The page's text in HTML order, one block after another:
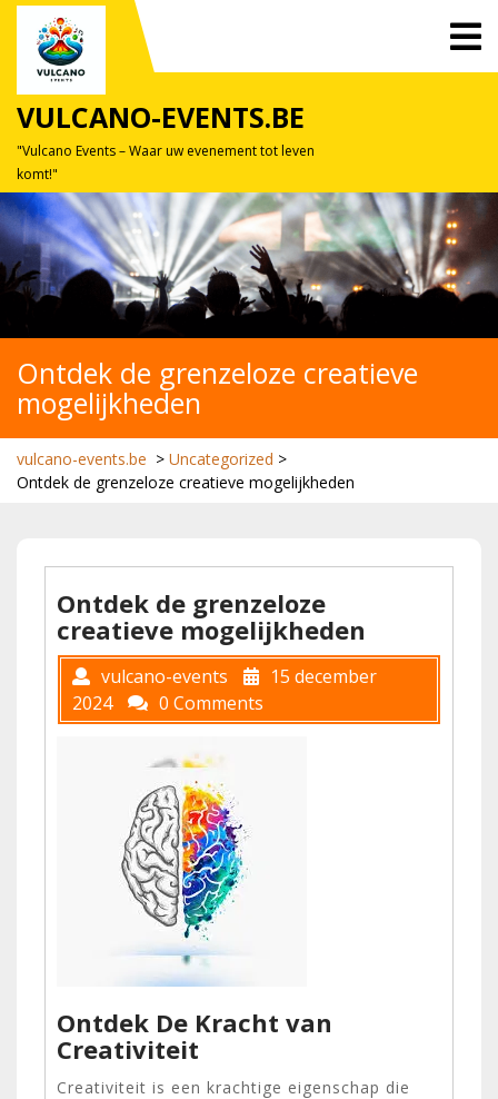
Skip
content
VULCANO-EVENTS.BE
"Vulcano Events – Waar uw evenement tot leven
komt!"
Ontdek de grenzeloze creatieve
mogelijkheden
vulcano-events.be > Uncategorized >
Ontdek de grenzeloze creatieve mogelijkheden
Ontdek de grenzeloze
creatieve mogelijkheden
vulcano-events
15 december
2024
0 Comments
Ontdek De Kracht van
Creativiteit
Creativiteit is een krachtige eigenschap die